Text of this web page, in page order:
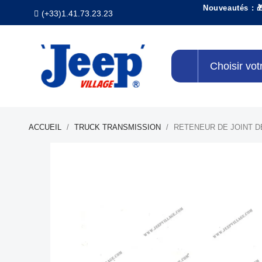
(+33)1.41.73.23.23
Nouveautés :
Choisir
ACCUEIL TRUCK TRANSMISSION RETENEUR DE JOINT